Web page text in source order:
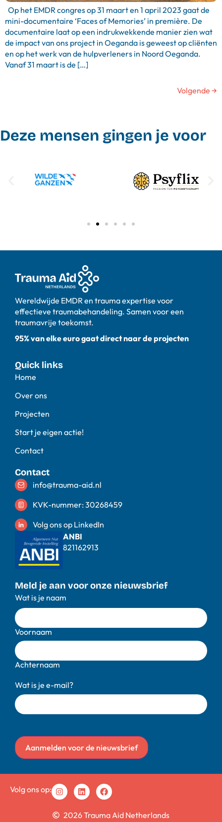
Op het EMDR congres op 31 maart en 1 april 2023 gaat de
mini-documentaire ‘Faces of Memories’ in première. De
documentaire laat op een indrukwekkende manier zien wat
de impact van ons project in Oeganda is geweest op cliënten
en op het werk van de hulpverleners in Noord Oeganda.
Vanaf 31 maart is de […]
Volgende →
Deze mensen gingen je voor
Wereldwijde EMDR en trauma expertise voor
effectieve traumabehandeling. Samen voor een
traumavrije toekomst.
95% van elke euro gaat direct naar de projecten
Quick links
Home
Over ons
Projecten
Start je eigen actie!
Contact
Contact
info@trauma-aid.nl
KVK-nummer: 30268459
Volg ons op LinkedIn
ANBI
821162913
Meld je aan voor onze nieuwsbrief
Wat is je naam
Voornaam
Achternaam
Wat is je e-mail?
Aanmelden voor de nieuwsbrief
2026 Trauma Aid Netherlands
Volg ons op: